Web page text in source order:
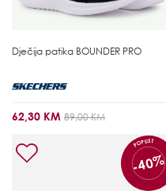
Dječija patika BOUNDER PRO
62,30 KM 89,00 KM
POPUST
-40%